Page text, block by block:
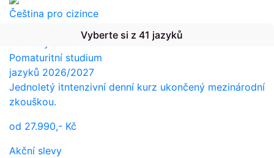
Čeština pro cizince
Překlady a tlumočení
Vyberte si z 41 jazyků
Pomaturitní studium
jazyků 2026/2027
Jednoletý itntenzivní denní kurz ukončený mezinárodní
zkouškou.
od 27.990,- Kč
Akční slevy